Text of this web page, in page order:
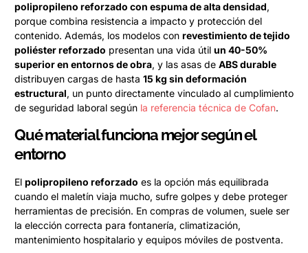
polipropileno reforzado con espuma de alta densidad,
porque combina resistencia a impacto y protección del
contenido. Además, los modelos con revestimiento de tejido
poliéster reforzado presentan una vida útil un 40-50%
superior en entornos de obra, y las asas de ABS durable
distribuyen cargas de hasta 15 kg sin deformación
estructural, un punto directamente vinculado al cumplimiento
de seguridad laboral según la referencia técnica de Cofan.
Qué material funciona mejor según el
entorno
El polipropileno reforzado es la opción más equilibrada
cuando el maletín viaja mucho, sufre golpes y debe proteger
herramientas de precisión. En compras de volumen, suele ser
la elección correcta para fontanería, climatización,
mantenimiento hospitalario y equipos móviles de postventa.